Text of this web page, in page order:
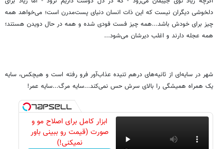
دلخوشی دیگران نیست که این ذات انسان دنیای پست‌مدرن است؛ می‌خواهد همه
چیز برای خودش باشد...همه چیز فست فودی شده و همه در حال دویدن هستند؛
همه عجله دارند و اغلب دیرشان می‌شود...
شهر در سایه‌ای از ثانیه‌های درهم تنیده عذاب‌آور فرو رفته است و هیچکس، سایه
یک همراه همیشگی را بالای سرش حس نمی‌کند...سایه مرگ...سایه عمر!
ابزار کامل برای اصلاح مو و
صورت (قیمت رو ببینی باور
نمیکنی!)